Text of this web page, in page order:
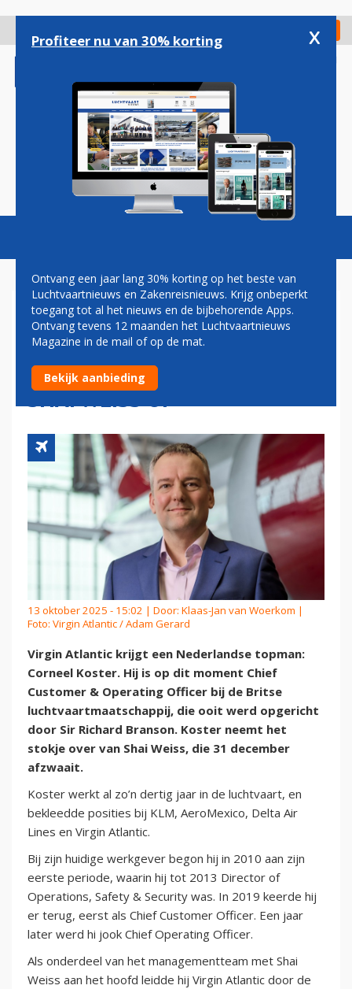
gaan
Check in
Magazine Podcasts Vacatures
NEDERLANDSE TOPMAN
VOOR VIRGIN ATLANTIC:
CORNEEL KOSTER VOLGT
SHAI WEISS OP
13 oktober 2025 - 15:02 | Door: Klaas-Jan van Woerkom |
Foto: Virgin Atlantic / Adam Gerard
Virgin Atlantic krijgt een Nederlandse topman:
Corneel Koster. Hij is op dit moment Chief
Customer & Operating Officer bij de Britse
luchtvaartmaatschappij, die ooit werd opgericht
door Sir Richard Branson. Koster neemt het
stokje over van Shai Weiss, die 31 december
afzwaait.
Koster werkt al zo’n dertig jaar in de luchtvaart, en
bekleedde posities bij KLM, AeroMexico, Delta Air
Lines en Virgin Atlantic.
Bij zijn huidige werkgever begon hij in 2010 aan zijn
eerste periode, waarin hij tot 2013 Director of
Operations, Safety & Security was. In 2019 keerde hij
er terug, eerst als Chief Customer Officer. Een jaar
later werd hi jook Chief Operating Officer.
Als onderdeel van het managementteam met Shai
Weiss aan het hoofd leidde hij Virgin Atlantic door de
Profiteer nu van 30% korting x
Ontvang een jaar lang 30% korting op het beste van
Luchtvaartnieuws en Zakenreisnieuws. Krijg onbeperkt
toegang tot al het nieuws en de bijbehorende Apps.
Ontvang tevens 12 maanden het Luchtvaartnieuws
Magazine in de mail of op de mat.
Bekijk aanbieding